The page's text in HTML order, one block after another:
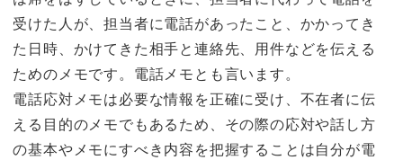
受けた人が、担当者に電話があったこと、かかってき
た日時、かけてきた相手と連絡先、用件などを伝える
ためのメモです。電話メモとも言います。
電話応対メモは必要な情報を正確に受け、不在者に伝
える目的のメモでもあるため、その際の応対や話し方
の基本やメモにすべき内容を把握することは自分が電